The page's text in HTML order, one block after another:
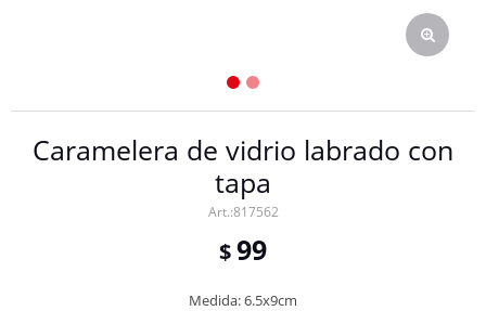
Caramelera de vidrio labrado con
tapa
817562
$99
Medida: 6.5x9cm